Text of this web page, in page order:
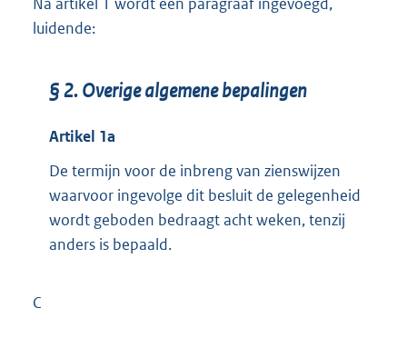
luidende:
§ 2. Overige algemene bepalingen
Artikel 1a
De termijn voor de inbreng van zienswijzen
waarvoor ingevolge dit besluit de gelegenheid
wordt geboden bedraagt acht weken, tenzij
anders is bepaald.
C